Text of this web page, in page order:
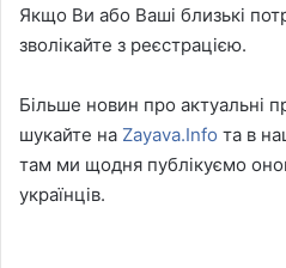
Якщо Ви або Ваші близькі
зволікайте з реєстрацією.
Більше новин про актуальні
шукайте на Zayava.Info та в
там ми щодня публікуємо
українців.